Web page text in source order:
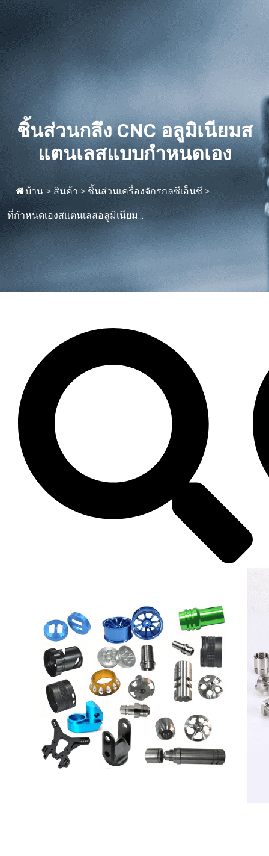
ชิ้นส่วนกลึง CNC อลูมิเนียมส
แตนเลสแบบกำหนดเอง
บ้าน > สินค้า > ชิ้นส่วนเครื่องจักรกลซีเอ็นซี >
ที่กำหนดเองสแตนเลสอลูมิเนียม...